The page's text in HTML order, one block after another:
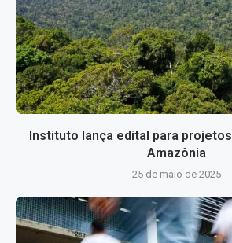
Instituto lança edital para
Amazônia
25 de maio de 2025